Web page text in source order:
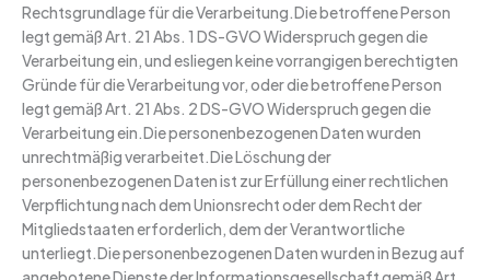
Rechtsgrundlage für die Verarbeitung.Die betroffene Person
legt gemäß Art. 21 Abs. 1 DS-GVO Widerspruch gegen die
Verarbeitung ein, und esliegen keine vorrangigen berechtigten
Gründe für die Verarbeitung vor, oder die betroffene Person
legt gemäß Art. 21 Abs. 2 DS-GVO Widerspruch gegen die
Verarbeitung ein.Die personenbezogenen Daten wurden
unrechtmäßig verarbeitet.Die Löschung der
personenbezogenen Daten ist zur Erfüllung einer rechtlichen
Verpflichtung nach dem Unionsrecht oder dem Recht der
Mitgliedstaaten erforderlich, dem der Verantwortliche
unterliegt.Die personenbezogenen Daten wurden in Bezug auf